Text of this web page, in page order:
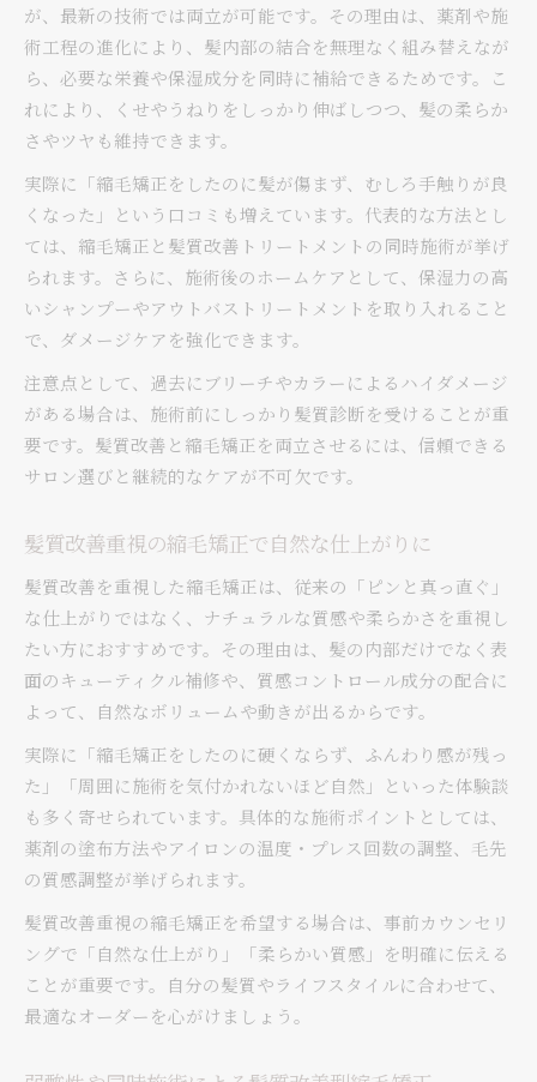
が、最新の技術では両立が可能です。その理由は、薬剤や施
術工程の進化により、髪内部の結合を無理なく組み替えなが
ら、必要な栄養や保湿成分を同時に補給できるためです。こ
れにより、くせやうねりをしっかり伸ばしつつ、髪の柔らか
さやツヤも維持できます。
実際に「縮毛矯正をしたのに髪が傷まず、むしろ手触りが良
くなった」という口コミも増えています。代表的な方法とし
ては、縮毛矯正と髪質改善トリートメントの同時施術が挙げ
られます。さらに、施術後のホームケアとして、保湿力の高
いシャンプーやアウトバストリートメントを取り入れること
で、ダメージケアを強化できます。
注意点として、過去にブリーチやカラーによるハイダメージ
がある場合は、施術前にしっかり髪質診断を受けることが重
要です。髪質改善と縮毛矯正を両立させるには、信頼できる
サロン選びと継続的なケアが不可欠です。
髪質改善重視の縮毛矯正で自然な仕上がりに
髪質改善を重視した縮毛矯正は、従来の「ピンと真っ直ぐ」
な仕上がりではなく、ナチュラルな質感や柔らかさを重視し
たい方におすすめです。その理由は、髪の内部だけでなく表
面のキューティクル補修や、質感コントロール成分の配合に
よって、自然なボリュームや動きが出るからです。
実際に「縮毛矯正をしたのに硬くならず、ふんわり感が残っ
た」「周囲に施術を気付かれないほど自然」といった体験談
も多く寄せられています。具体的な施術ポイントとしては、
薬剤の塗布方法やアイロンの温度・プレス回数の調整、毛先
の質感調整が挙げられます。
髪質改善重視の縮毛矯正を希望する場合は、事前カウンセリ
ングで「自然な仕上がり」「柔らかい質感」を明確に伝える
ことが重要です。自分の髪質やライフスタイルに合わせて、
最適なオーダーを心がけましょう。